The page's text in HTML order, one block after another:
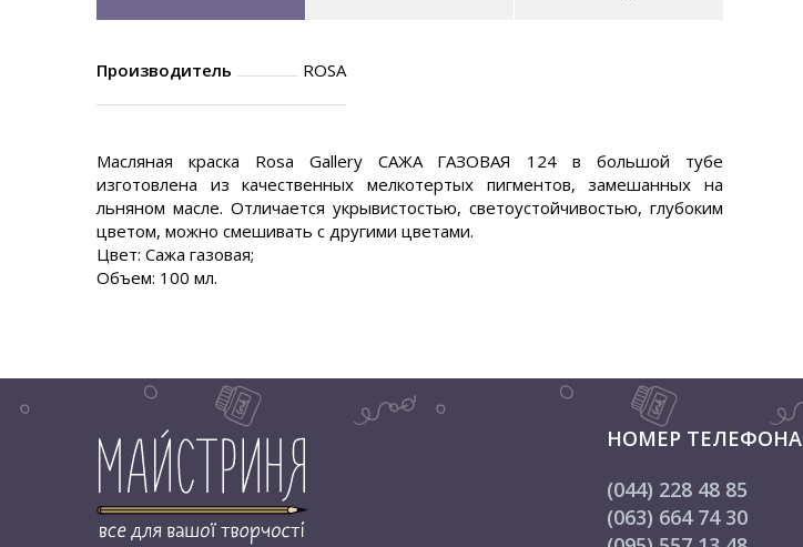
Производитель ROSA
Масляная краска Rosa Gallery САЖА ГАЗОВАЯ 124 в большой тубе
изготовлена из качественных мелкотертых пигментов, замешанных на
льняном масле. Отличается укрывистостью, светоустойчивостью, глубоким
цветом, можно смешивать с другими цветами.
Цвет: Сажа газовая;
Объем: 100 мл.
НОМЕР ТЕЛЕФОНА
(044) 228 48 85
(063) 664 74 30